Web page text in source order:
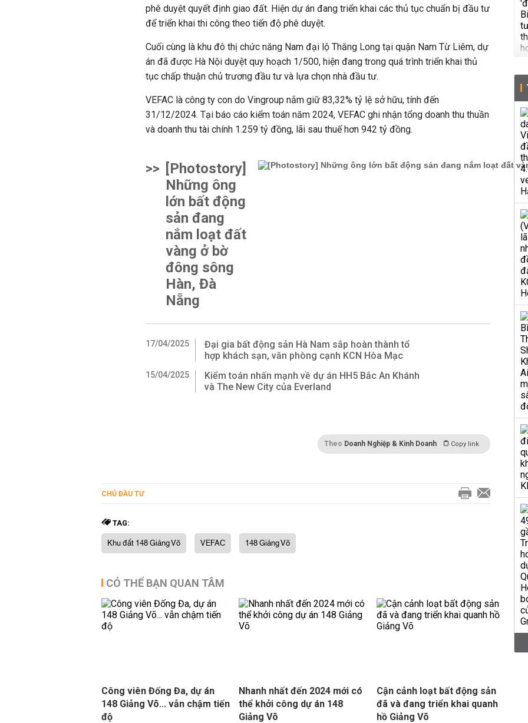
phê duyệt quyết định giao đất. Hiện dự án đang triển khai các thủ tục chuẩn bị đầu tư
để triển khai thi công theo tiến độ phê duyệt.
Cuối cùng là khu đô thị chức năng Nam đại lộ Thăng Long tại quận Nam Từ Liêm, dự
án đã được Hà Nội duyệt quy hoạch 1/500, hiện đang trong quá trình triển khai thủ
tục chấp thuận chủ trương đầu tư và lựa chọn nhà đầu tư.
VEFAC là công ty con do Vingroup nắm giữ 83,32% tỷ lệ sở hữu, tính đến
31/12/2024. Tại báo cáo kiểm toán năm 2024, VEFAC ghi nhận tổng doanh thu thuần
và doanh thu tài chính 1.259 tỷ đồng, lãi sau thuế hơn 942 tỷ đồng.
>> [Photostory]
Những ông
lớn bất động
sản đang
nắm loạt đất
vàng ở bờ
đông sông
Hàn, Đà
Nẵng
17/04/2025
Đại gia bất động sản Hà Nam sắp hoàn thành tổ
hợp khách sạn, văn phòng cạnh KCN Hòa Mạc
15/04/2025
Kiểm toán nhấn mạnh về dự án HH5 Bắc An Khánh
và The New City của Everland
Theo Doanh Nghiệp & Kinh Doanh Copy link
CHỦ ĐẦU TƯ
TAG:
Khu đất 148 Giảng Võ VEFAC 148 Giảng Võ
CÓ THỂ BẠN QUAN TÂM
Công viên Đống Đa, dự án
148 Giảng Võ... vẫn chậm tiến
độ
Nhanh nhất đến 2024 mới có
thể khởi công dự án 148
Giảng Võ
Cận cảnh loạt bất động sản
đã và đang triển khai quanh
hồ Giảng Võ